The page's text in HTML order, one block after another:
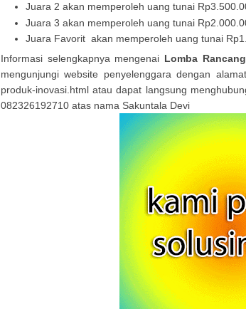
Juara 2 akan memperoleh uang tunai
Juara 3 akan memperoleh uang tunai
Juara Favorit akan memperoleh uang tunai
Informasi selengkapnya mengenai Lomba
mengunjungi website penyelenggara dengan
produk-inovasi.html atau dapat langsung
082326192710 atas nama Sakuntala Devi